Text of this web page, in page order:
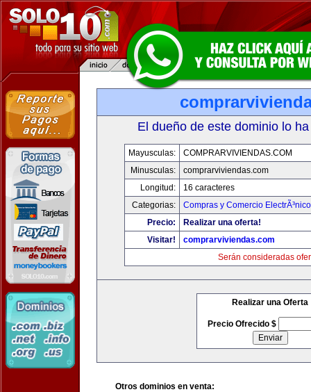
El dueño de este dominio lo
Mayusculas:
COMPRARVIVIENDAS.COM
Minusculas:
comprarviviendas.com
Longitud:
16 caracteres
Categorias:
Compras y Comercio ElectrÃ³nico
Precio:
Realizar una oferta!
Visitar!
comprarviviendas.com
Serán consideradas
Realizar una Oferta
Precio Ofrecido $
Otros dominios en venta: